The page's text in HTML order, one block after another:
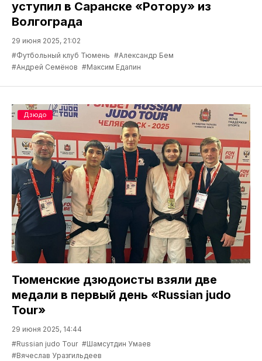
уступил в Саранске «Ротору» из
Волгограда
29 июня 2025, 21:02
#Футбольный клуб Тюмень #Александр Бем
#Андрей Семёнов #Максим Едапин
Тюменские дзюдоисты взяли две
медали в первый день «Russian judo
Tour»
29 июня 2025, 14:44
#Russian judo Tour #Шамсутдин Умаев
#Вячеслав Уразгильдеев
Дзюдо